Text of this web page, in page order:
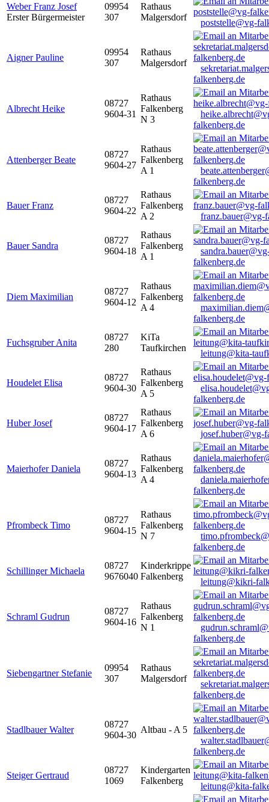
Weber Franz Josef
Erster Bürgermeister
09954
307
Rathaus
Malgersdorf
poststelle@vg-
Aigner Pauline
09954
307
Rathaus
Malgersdorf
falkenberg.de
Albrecht Heike
08727
9604-31
Rathaus
Falkenberg
N 3
falkenberg.de
Attenberger Beate
08727
9604-27
Rathaus
Falkenberg
A 1
falkenberg.de
Bauer Franz
08727
9604-22
Rathaus
Falkenberg
A 2
franz.bauer@vg-
Bauer Sandra
08727
9604-18
Rathaus
Falkenberg
A 1
falkenberg.de
Diem Maximilian
08727
9604-12
Rathaus
Falkenberg
A 4
falkenberg.de
Fuchsgruber Anita
08727
280
KiTa
Taufkirchen
leitung@kita-
Houdelet Elisa
08727
9604-30
Rathaus
Falkenberg
A 5
falkenberg.de
Huber Josef
08727
9604-17
Rathaus
Falkenberg
A 6
josef.huber@vg-
Maierhofer Daniela
08727
9604-13
Rathaus
Falkenberg
A 4
falkenberg.de
Pfrombeck Timo
08727
9604-15
Rathaus
Falkenberg
N 7
falkenberg.de
Schillinger Michaela
08727
9676040
Kinderkrippe
Falkenberg
leitung@kikri-
Schraml Gudrun
08727
9604-16
Rathaus
Falkenberg
N 1
falkenberg.de
Siebengartner Stefanie
09954
307
Rathaus
Malgersdorf
falkenberg.de
Stadlbauer Walter
08727
9604-30
Altbau - A 5
falkenberg.de
Steiger Gertraud
08727
1069
Kindergarten
Falkenberg
leitung@kita-